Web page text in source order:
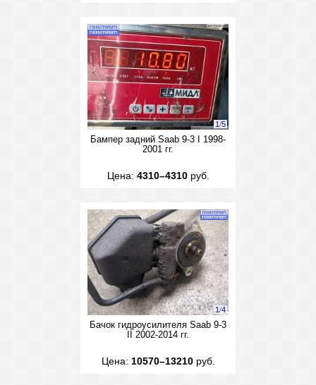
1/5
Бампер задний Saab 9-3 I 1998-
2001 гг.
Цена: 4310–4310руб.
1/4
Бачок гидроусилителя Saab 9-3
II 2002-2014 гг.
Цена: 10570–13210руб.